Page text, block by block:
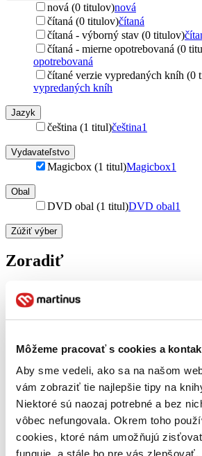
Môžeme pracovať s cookies a
Aby sme vedeli, ako sa na našom
vám zobraziť tie najlepšie tipy na
Niektoré sú naozaj potrebné a bez
vôbec nefungovala. Okrem toho
cookies, ktoré nám umožňujú
funguje, a stále ho pre vás zlepšovať.
nová (0 titulov)nová
čítaná (0 titulov)čítaná
čítaná - výborný stav (0 titulov)
čítaná - mierne opotrebovaná (0
opotrebovaná
čítané verzie vypredaných kníh (0
vypredaných kníh
Jazyk
čeština (1 titul)čeština1
Vydavateľstvo
Magicbox (1 titul)Magicbox1
Obal
DVD obal (1 titul)DVD obal1
Zúžiť výber
Zoradiť
Novinky
Najlacnejšie
Najvyššia zľava
Použité filtre
Zrušiť filtre
Vydavateľstvo Magicbox